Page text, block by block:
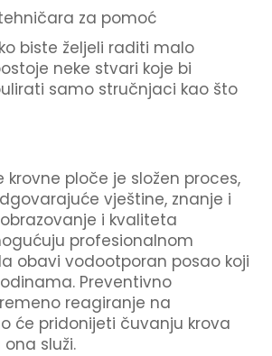
za pomoć
biste željeli raditi malo
neke stvari koje bi
samo stručnjaci kao što
ploče je složen proces,
vještine, znanje i
i kvaliteta
profesionalnom
obavi vodootporan posao koji
Preventivno
reagiranje na
će pridonijeti čuvanju krova
služi.